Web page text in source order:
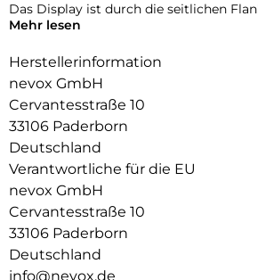
Das Display ist durch die seitlichen
verwendet, dadurch wird ein zerkratzen
verhindert.
Die Anschlüsse, Knöpfe und Kamera
Hochwertiges Schmutzabweisendes
Mehr lesen
Herstellerinformation
nevox GmbH
Cervantesstraße 10
33106 Paderborn
Deutschland
Verantwortliche für die EU
nevox GmbH
Cervantesstraße 10
33106 Paderborn
Deutschland
info@nevox.de